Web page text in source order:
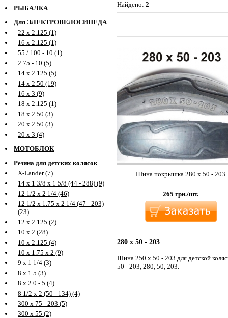
РЫБАЛКА
Для ЭЛЕКТРОВЕЛОСИПЕДА
22 х 2.125 (1)
16 х 2.125 (1)
55 / 100 - 10 (1)
2.75 - 10 (5)
14 х 2.125 (5)
14 х 2.50 (19)
16 х 3 (9)
18 х 2.125 (1)
18 х 2.50 (3)
20 х 2.50 (3)
20 х 3 (4)
МОТОБЛОК
Резина для детских колясок
X-Lander (7)
14 х 1 3/8 х 1 5/8 (44 - 288) (9)
12 1/2 х 2 1/4 (46)
12 1/2 х 1.75 х 2 1/4 (47 - 203)
(23)
12 х 2.125 (2)
10 х 2 (28)
10 х 2.125 (4)
10 х 1.75 х 2 (9)
9 х 1 1/4 (3)
8 х 1.5 (3)
8 х 2.0 - 5 (4)
8 1/2 х 2 (50 - 134) (4)
300 х 75 - 203 (5)
300 х 55 (2)
Найдено: 2
Шина покрышка 280 х 50 - 203
265 грн./шт.
280 х 50 - 203
Шина 250 х 50 - 203 для детской
50 - 203, 280, 50, 203.